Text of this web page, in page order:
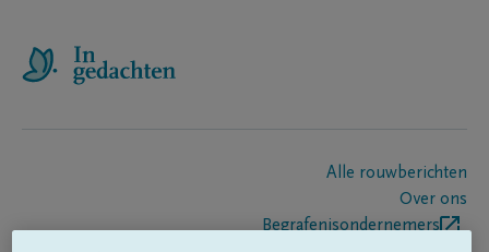
Alle rouwberichten
Over ons
Begrafenisondernemers